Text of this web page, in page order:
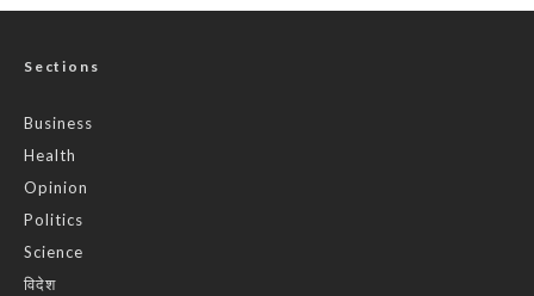
Sections
Business
Health
Opinion
Politics
Science
विदेश